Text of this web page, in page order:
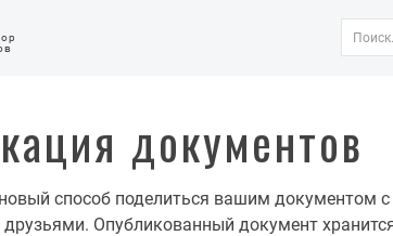
документов
способ поделиться вашим документом
друзьями. Опубликованный документ